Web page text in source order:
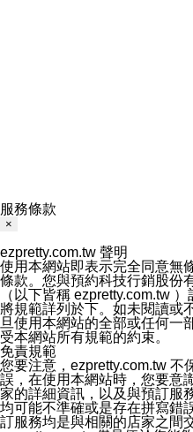
服務條款
×
ezpretty.com.tw 聲明
使用本網站即表示完全同意無
條款。您與預約科技行銷股份
（以下皆稱 ezpretty.com.tw
將規範詳列於下。如未閱讀或
旦使用本網站的全部或任何一
受本網站所有規範的約束。
免責規範
您要注意，ezpretty.com.tw 不
誤，在使用本網站時，您要意
家的詳細資訊，以及與預訂服
均可能不準確或是存在拼寫錯
訂服務均是與相關的店家之間